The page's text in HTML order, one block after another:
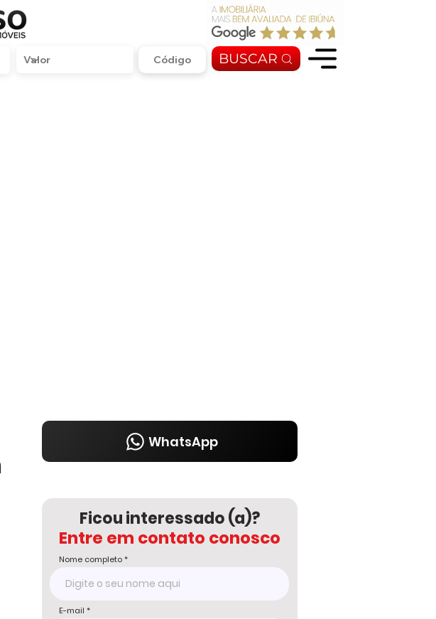
BUSCAR
Ficou interessado (a)?
Entre em contato conosco
Nome completo
E-mail
WhatsApp